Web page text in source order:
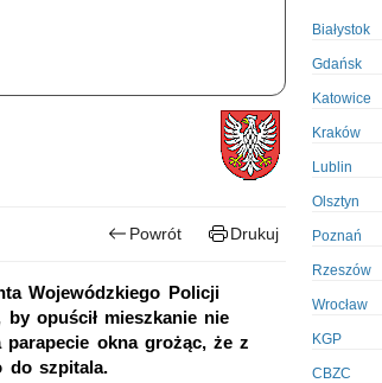
Powrót Drukuj
Wojewódzkiego Policji
opuścił mieszkanie nie
okna grożąc, że z
do szpitala.
Białystok
Gdańsk
Katowice
Kraków
Lublin
Olsztyn
Poznań
Rzeszów
Wrocław
KGP
CBZC